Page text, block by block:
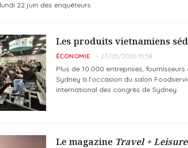
22 juin des enquêteurs.
Les produits vietnamiens
ÉCONOMIE 27/05/2026 16:58
Plus de 10.000 entreprises,
Sydney à l’occasion du salon
international des congrès de Sydney.
Le magazine Travel +